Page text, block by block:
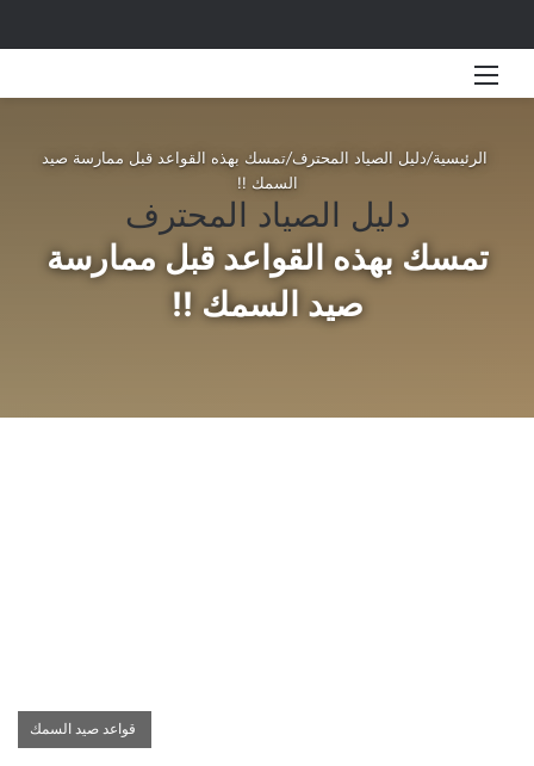
الرئيسية/دليل الصياد المحترف/تمسك بهذه القواعد قبل ممارسة صيد
السمك !!
دليل الصياد المحترف
تمسك بهذه القواعد قبل ممارسة
صيد السمك !!
قواعد صيد السمك